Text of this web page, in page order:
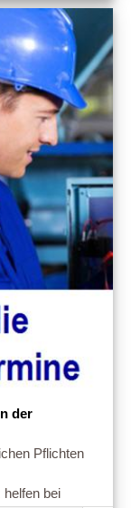
der
Pflichten
bei